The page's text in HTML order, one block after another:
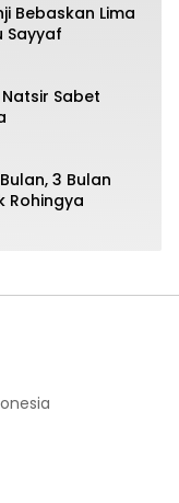
Bebaskan Lima
Sayyaf
Sabet
3 Bulan
Rohingya